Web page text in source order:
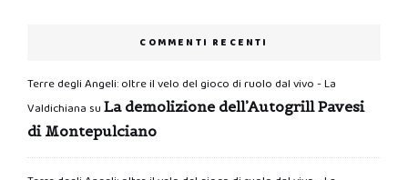
COMMENTI RECENTI
Terre degli Angeli: oltre il velo del gioco di ruolo dal vivo - La
Valdichiana su La demolizione dell’Autogrill Pavesi
di Montepulciano